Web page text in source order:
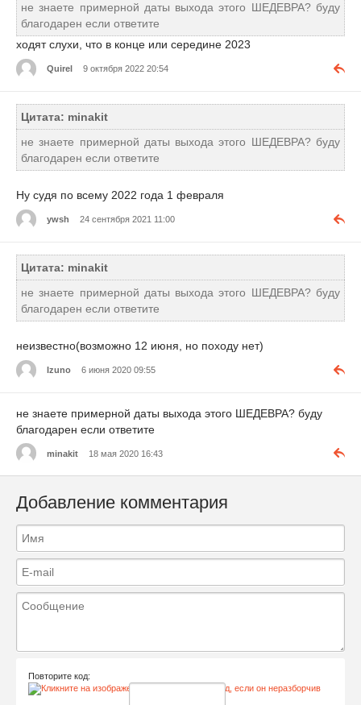
не знаете примерной даты выхода этого ШЕДЕВРА? буду
благодарен если ответите
ходят слухи, что в конце или середине 2023
Quirel 9 октября 2022 20:54
Цитата: minakit
не знаете примерной даты выхода этого ШЕДЕВРА? буду
благодарен если ответите
Ну судя по всему 2022 года 1 февраля
ywsh 24 сентября 2021 11:00
Цитата: minakit
не знаете примерной даты выхода этого ШЕДЕВРА? буду
благодарен если ответите
неизвестно(возможно 12 июня, но походу нет)
Izuno 6 июня 2020 09:55
не знаете примерной даты выхода этого ШЕДЕВРА? буду
благодарен если ответите
minakit 18 мая 2020 16:43
Добавление комментария
Повторите код: